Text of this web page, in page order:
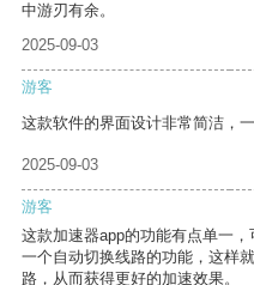
中游刃有余。
2025-09-03
游客
这款软件的界面设计非常简洁，一
2025-09-03
游客
这款加速器app的功能有点单一
一个自动切换线路的功能，这样
路，从而获得更好的加速效果。